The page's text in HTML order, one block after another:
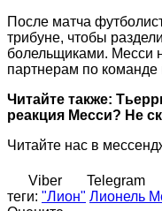
После матча
трибуне, чтобы
болельщиками. Месси
партнерам по команде
Читайте также:
реакция Месси? Не
Читайте нас в
Viber
Telegram
теги: "Лион" Лионель